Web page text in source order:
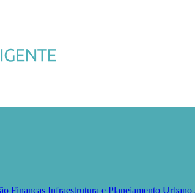
Finanças Infraestrutura e Planejamento Urbano